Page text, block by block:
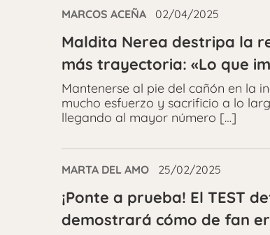
MARCOS ACEÑA 02/04/2025
Maldita Nerea destripa la
más trayectoria: «Lo que
Mantenerse al pie del cañón en la
mucho esfuerzo y sacrificio a lo
llegando al mayor número […]
MARTA DEL AMO 25/02/2025
¡Ponte a prueba! El TEST
demostrará cómo de fan